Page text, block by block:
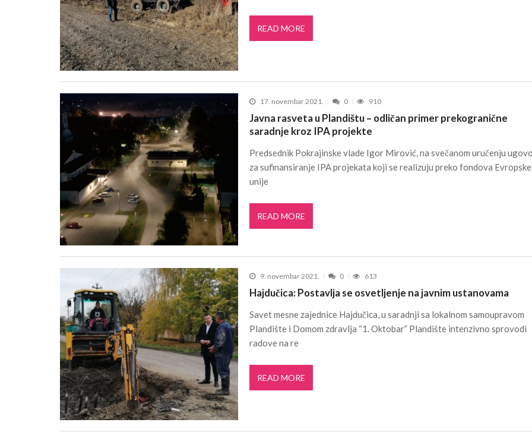
READ MORE
17. novembar 2021. 0 910
Javna rasveta u Plandištu – odličan primer prekogranične
saradnje kroz IPA projekte
Predsednik Pokrajinske vlade Igor Mirović, na svečanom uručenju
za sufinansiranje IPA projekata koji se realizuju preko fondova Evropske
unije
READ MORE
9. novembar 2021. 0 613
Hajdučica: Postavlja se osvetljenje na javnim ustanovama
Savet mesne zajednice Hajdučica, u saradnji sa lokalnom samoupravom
Plandište i Domom zdravlja “1. Oktobar” Plandište intenzivno sprovodi
radove na re
READ MORE